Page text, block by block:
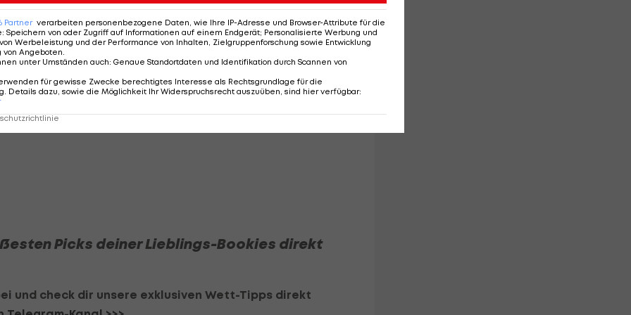
2 Niederlagen), tippen wir auf keinen Heimsieg
Gruppenphase der Champions League präsentiert und
beiden Offensivstars zurück vom Afrika Cup. Wir
derFC Liverpool gewinnt.
Picks deiner Lieblings-Bookies direkt
und check dir unsere exklusiven Wett-Tipps direkt
Partner verarbeiten personenbezogene Daten, wie Ihre IP-Adresse und Browser-Attribute für die
: Speichern von oder Zugriff auf Informationen auf einem Endgerät; Personalisierte Werbung und
Werbeleistung und der Performance von Inhalten, Zielgruppenforschung sowie Entwicklung
von Angeboten.
unter Umständen auch: Genaue Standortdaten und Identifikation durch Scannen von
für gewisse Zwecke berechtigtes Interesse als Rechtsgrundlage für die
Details dazu, sowie die Möglichkeit Ihr Widerspruchsrecht auszuüben, sind hier verfügbar: